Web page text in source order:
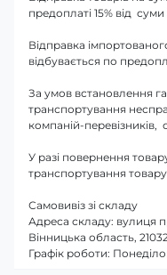
предоплаті 15% від
Відправка
відбувається по
За умов встановлення
транспортування
компаній-перевізників,
У разі повернення
транспортування
Самовивіз зі складу
Адреса складу: вулиця
Вінницька область, 21032
Графік роботи: